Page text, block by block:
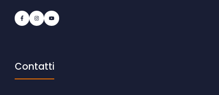
Contatti